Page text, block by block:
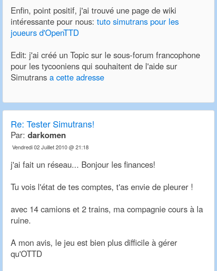
Enfin, point positif, j'ai trouvé une page de wiki
intéressante pour nous: tuto simutrans pour les
joueurs d'OpenTTD
Edit: j'ai créé un Topic sur le sous-forum francophone
pour les tycooniens qui souhaitent de l'aide sur
Simutrans a cette adresse
Re: Tester Simutrans!
Par: darkomen
Vendredi 02 Juillet 2010 @ 21:18
j'ai fait un réseau... Bonjour les finances!
Tu vois l'état de tes comptes, t'as envie de pleurer !
avec 14 camions et 2 trains, ma compagnie cours à la
ruine.
A mon avis, le jeu est bien plus difficile à gérer
qu'OTTD